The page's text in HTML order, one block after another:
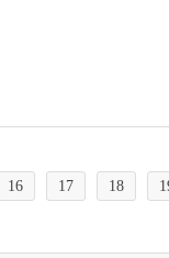
16 17 18